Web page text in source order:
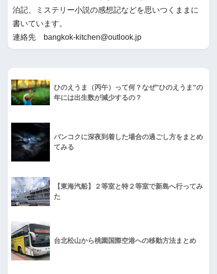
泊記、ミステリー小説の感想記などを思いつくままに
書いています。
連絡先 bangkok-kitchen@outlook.jp
ひのえうま（丙午）って何？なぜ”ひのえうま”の
年には出生数が減少するの？
バンコクに深夜到着した場合の過ごし方をまとめ
てみる
【東海汽船】２等室と特２等室で新島へ行ってみ
た
台北松山から桃園国際空港への移動方法まとめ